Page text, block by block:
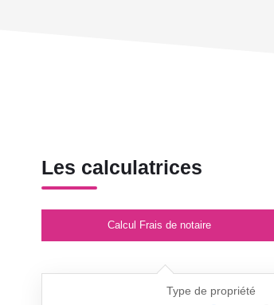
Les calculatrices
Calcul Frais de notaire